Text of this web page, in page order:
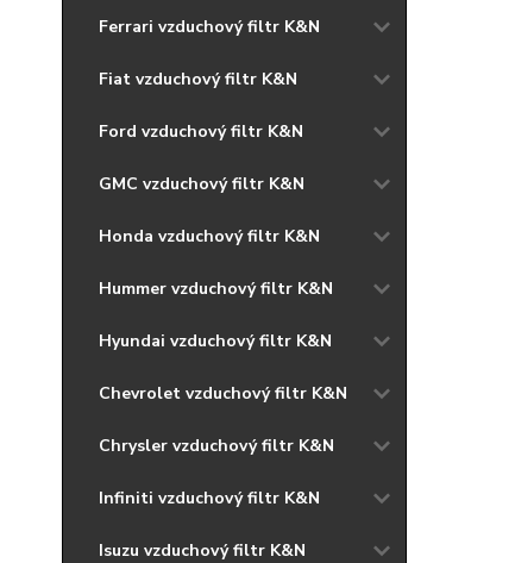
Ferrari vzduchový filtr K&N
Fiat vzduchový filtr K&N
Ford vzduchový filtr K&N
GMC vzduchový filtr K&N
Honda vzduchový filtr K&N
Hummer vzduchový filtr K&N
Hyundai vzduchový filtr K&N
Chevrolet vzduchový filtr K&N
Chrysler vzduchový filtr K&N
Infiniti vzduchový filtr K&N
Isuzu vzduchový filtr K&N